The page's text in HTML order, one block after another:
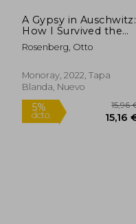
A Gypsy in Auschwitz:
How I Survived the
Horrors of the
'Forgotten Holocaust'
Rosenberg, Otto
Monoray, 2022, Tapa
Blanda, Nuevo